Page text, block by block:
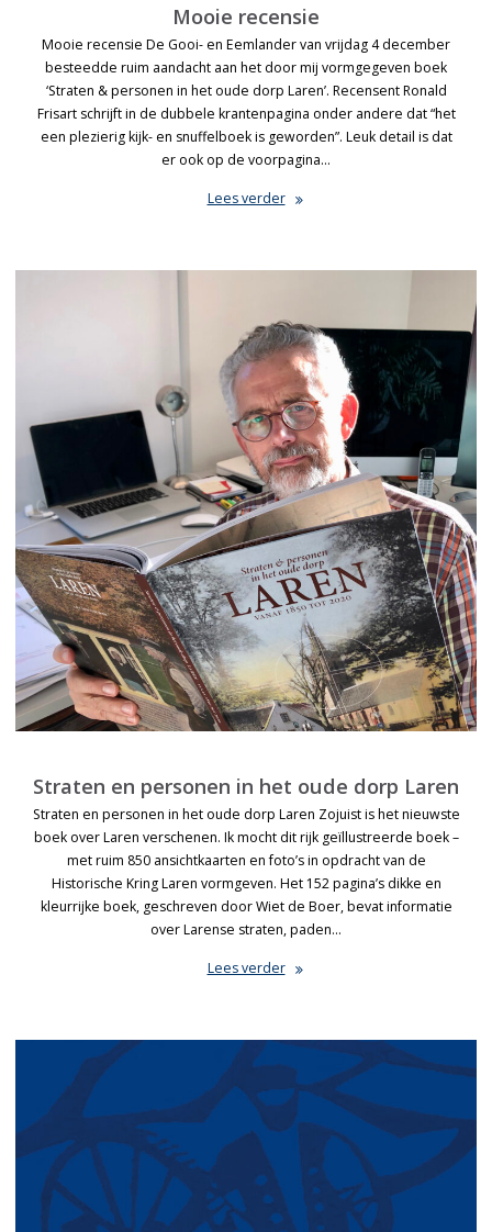
Mooie recensie
Mooie recensie De Gooi- en Eemlander van vrijdag 4 december
besteedde ruim aandacht aan het door mij vormgegeven boek
‘Straten & personen in het oude dorp Laren’. Recensent Ronald
Frisart schrijft in de dubbele krantenpagina onder andere dat “het
een plezierig kijk- en snuffelboek is geworden”. Leuk detail is dat
er ook op de voorpagina…
Lees verder
Straten en personen in het oude dorp Laren
Straten en personen in het oude dorp Laren Zojuist is het nieuwste
boek over Laren verschenen. Ik mocht dit rijk geïllustreerde boek –
met ruim 850 ansichtkaarten en foto’s in opdracht van de
Historische Kring Laren vormgeven. Het 152 pagina’s dikke en
kleurrijke boek, geschreven door Wiet de Boer, bevat informatie
over Larense straten, paden…
Lees verder